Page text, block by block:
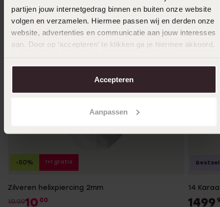
partijen jouw internetgedrag binnen en buiten onze website
volgen en verzamelen. Hiermee passen wij en derden onze
website, advertenties en communicatie aan jouw interesses
aan. Door op ‘accepteren’ te klikken ga je hiermee akkoord.
over in onscookiebeleid.
Accepteren
Aanpassen
Zilveren helixpiercing 2mm
19.9910 00
-50% 1+1 gratis
14
1499